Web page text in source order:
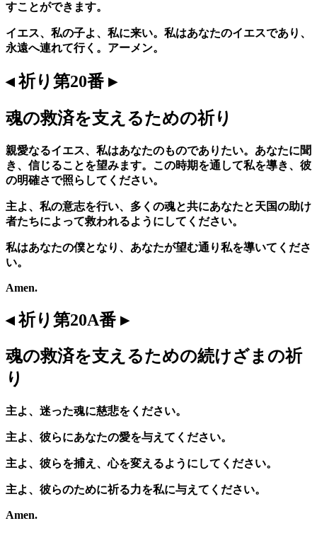
すことができます。
イエス、私の子よ、私に来い。私はあなたのイエスであり、
永遠へ連れて行く。アーメン。
◂ 祈り第20番 ▸
魂の救済を支えるための祈り
親愛なるイエス、私はあなたのものでありたい。あなたに聞
き、信じることを望みます。この時期を通して私を導き、彼
の明確さで照らしてください。
主よ、私の意志を行い、多くの魂と共にあなたと天国の助け
者たちによって救われるようにしてください。
私はあなたの僕となり、あなたが望む通り私を導いてくださ
い。
Amen.
◂ 祈り第20A番 ▸
魂の救済を支えるための続けざまの祈
り
主よ、迷った魂に慈悲をください。
主よ、彼らにあなたの愛を与えてください。
主よ、彼らを捕え、心を変えるようにしてください。
主よ、彼らのために祈る力を私に与えてください。
Amen.